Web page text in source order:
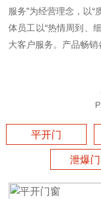
服务”为经营理念，以
体员工以“热情周到、
大客户服务。产品畅
平开门
泄爆